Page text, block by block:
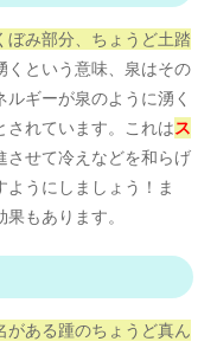
ぼみ部分、ちょうど土踏
くという意味、泉はその
ギーが泉のように湧く
されています。これはス
させて冷えなどを和らげ
うにしましょう！ま
もあります。
がある踵のちょうど真ん